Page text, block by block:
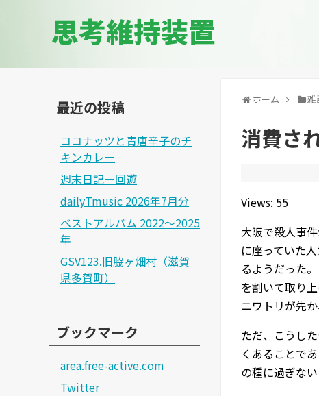
思考維持装置
ホーム 雑
消費さ
Views: 55
大阪で殺人事
に座っていた
るようだった
を割いて取り
ニワトリが先
ただ、こうし
くあることで
の種に過ぎな
最近の投稿
ココナッツと青唐辛子のチ
キンカレー
週末日記ー回遊
dailyTmusic 2026年7月分
ベストアルバム 2022～2025
年
GSV123.旧脇ヶ畑村（滋賀
県多賀町）
ブックマーク
area.free-active.com
Twitter